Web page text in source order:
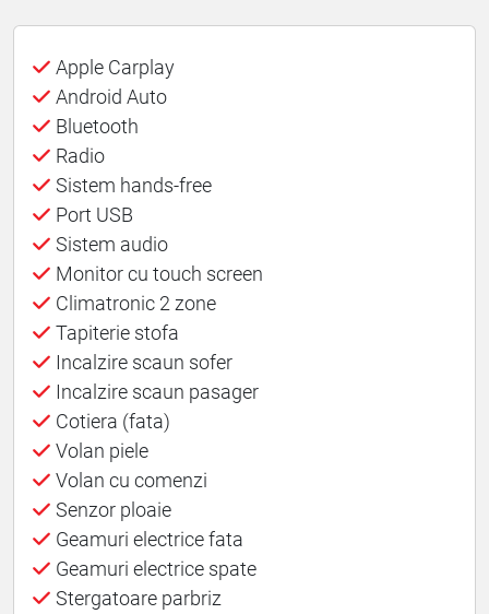
Apple Carplay
Android Auto
Bluetooth
Radio
Sistem hands-free
Port USB
Sistem audio
Monitor cu touch screen
Climatronic 2 zone
Tapiterie stofa
Incalzire scaun sofer
Incalzire scaun pasager
Cotiera (fata)
Volan piele
Volan cu comenzi
Senzor ploaie
Geamuri electrice fata
Geamuri electrice spate
Stergatoare parbriz